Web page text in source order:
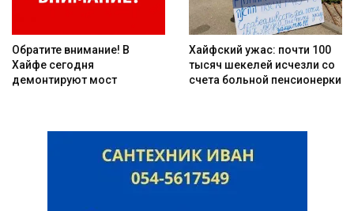
Обратите внимание! В
Хайфе сегодня
демонтируют мост
Хайфский ужас: почти 100
тысяч шекелей исчезли со
счета больной пенсионерки